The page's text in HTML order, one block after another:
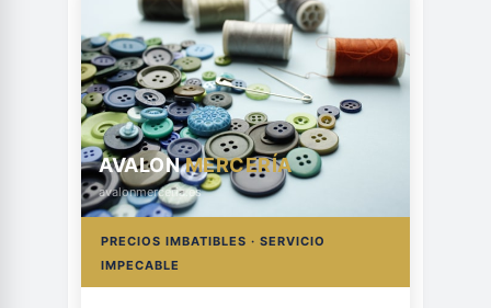
AVALONMERCERÍA
avalonmerceria.es
PRECIOS IMBATIBLES · SERVICIO
IMPECABLE